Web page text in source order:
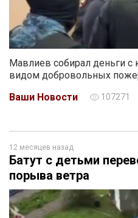
Мавлиев собирал деньги
видом добровольных
Ваши Новости
107271
12 месяцев назад
Батут с детьми
порыва ветра